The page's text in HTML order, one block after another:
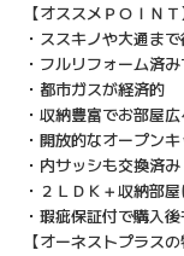
【オススメＰＯＩＮＴ
・ススキノや大通ま
・フルリフォーム済
・都市ガスが経済的
・収納豊富でお部屋
・開放的なオープン
・内サッシも交換済み
・２ＬＤＫ＋収納部
・瑕疵保証付で購入
【オーネストプラスの